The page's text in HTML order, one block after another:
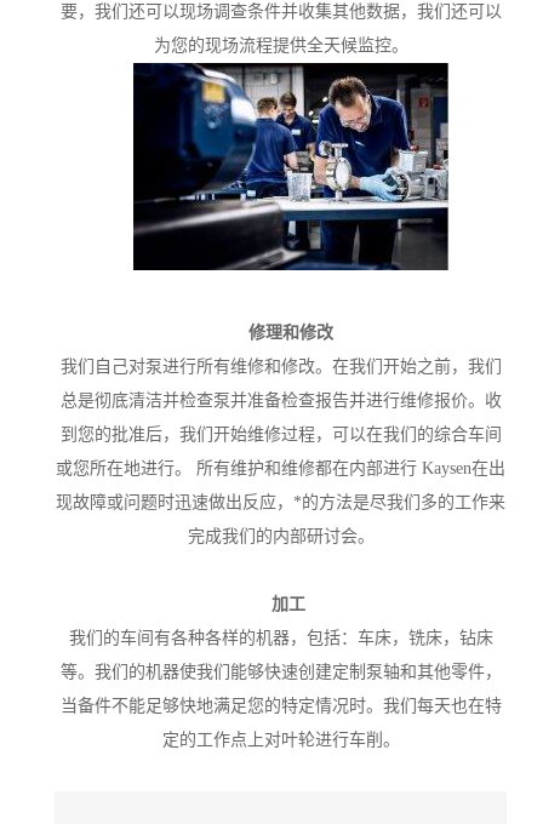
要，我们还可以现场调查条件并收集其他数据，我们还可以
为您的现场流程提供全天候监控。
修理和修改
我们自己对泵进行所有维修和修改。在我们开始之前，我们
总是彻底清洁并检查泵并准备检查报告并进行维修报价。收
到您的批准后，我们开始维修过程，可以在我们的综合车间
或您所在地进行。 所有维护和维修都在内部进行 Kaysen在出
现故障或问题时迅速做出反应，*的方法是尽我们多的工作来
完成我们的内部研讨会。
加工
我们的车间有各种各样的机器，包括：车床，铣床，钻床
等。我们的机器使我们能够快速创建定制泵轴和其他零件，
当备件不能足够快地满足您的特定情况时。我们每天也在特
定的工作点上对叶轮进行车削。